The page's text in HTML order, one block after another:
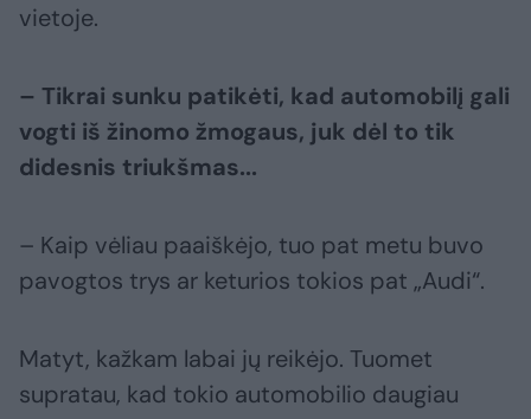
vietoje.
– Tikrai sunku patikėti, kad automobilį gali
vogti iš žinomo žmogaus, juk dėl to tik
didesnis triukšmas...
– Kaip vėliau paaiškėjo, tuo pat metu buvo
pavogtos trys ar keturios tokios pat „Audi“.
Matyt, kažkam labai jų reikėjo. Tuomet
supratau, kad tokio automobilio daugiau